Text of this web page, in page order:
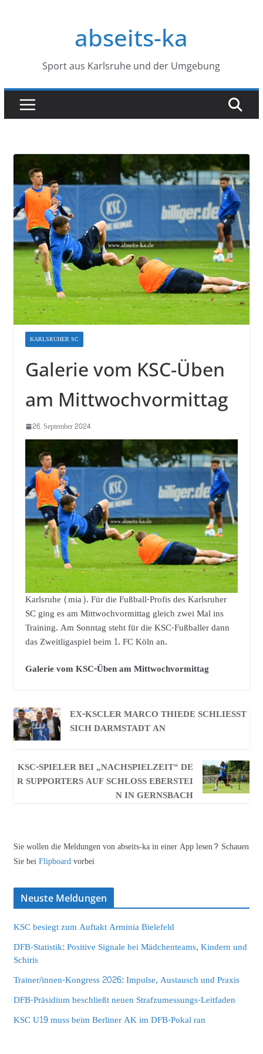
abseits-ka
Sport aus Karlsruhe und der Umgebung
KARLSRUHER SC
Galerie vom KSC-Üben
am Mittwochvormittag
26. September 2024
Karlsruhe (mia). Für die Fußball-Profis des Karlsruher
SC ging es am Mittwochvormittag gleich zwei Mal ins
Training. Am Sonntag steht für die KSC-Fußballer dann
das Zweitligaspiel beim 1. FC Köln an.
Galerie vom KSC-Üben am Mittwochvormittag
EX-KSCLER MARCO THIEDE SCHLIESST S
ICH DARMSTADT AN
KSC-SPIELER BEI „NACHSPIELZEIT“ DE
R SUPPORTERS AUF SCHLOSS EBERSTEI
N IN GERNSBACH
Sie wollen die Meldungen von abseits-ka in einer App lesen? Schauen
Sie beiFlipboardvorbei
Neuste Meldungen
KSC besiegt zum Auftakt Arminia Bielefeld
DFB-Statistik: Positive Signale bei Mädchenteams, Kindern und
Schiris
Trainer/innen-Kongress 2026: Impulse, Austausch und Praxis
DFB-Präsidium beschließt neuen Strafzumessungs-Leitfaden
KSC U19 muss beim Berliner AK im DFB-Pokal ran